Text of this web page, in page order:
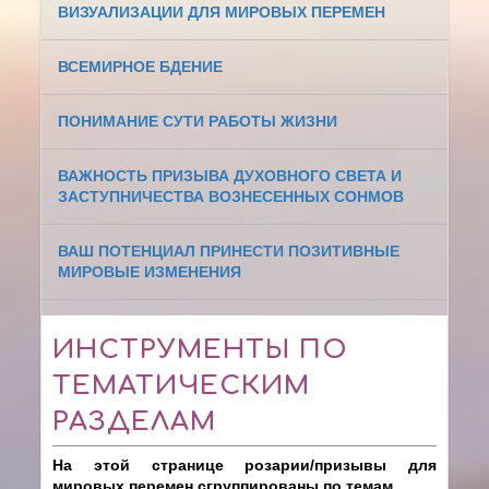
ВИЗУАЛИЗАЦИИ ДЛЯ МИРОВЫХ ПЕРЕМЕН
ВСЕМИРНОЕ БДЕНИЕ
ПОНИМАНИЕ СУТИ РАБОТЫ ЖИЗНИ
ВАЖНОСТЬ ПРИЗЫВА ДУХОВНОГО СВЕТА И
ЗАСТУПНИЧЕСТВА ВОЗНЕСЕННЫХ СОНМОВ
ВАШ ПОТЕНЦИАЛ ПРИНЕСТИ ПОЗИТИВНЫЕ
МИРОВЫЕ ИЗМЕНЕНИЯ
ИНСТРУМЕНТЫ ПО
ТЕМАТИЧЕСКИМ
РАЗДЕЛАМ
На этой странице розарии/призывы для
мировых перемен сгруппированы по темам.